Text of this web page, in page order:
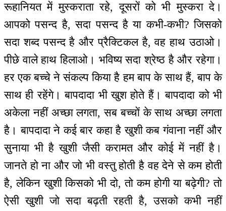
रूहानियत में मुस्कराता रहे, दूसरों को भी मुस्करा दे।
आपको पसन्द है, सदा पसन्द है या कभी-कभी? जिसको
सदा शब्द पसन्द है और प्रैक्टिकल है, वह हाथ उठाओ।
पीछे वाले हाथ हिलाओ। भविष्य सदा श्रेष्ठ है और रहेगा।
हर एक बच्चे ने संकल्प किया है हम बाप के साथ हैं, बाप के
साथ ही रहेंगे। बापदादा भी खुश होते हैं। बापदादा को भी
अकेला नहीं अच्छा लगता, सब बच्चों के साथ अच्छा लगता
है। बापदादा ने कई बार कहा है खुशी कब गंवाना नहीं और
सुनाया भी है खुशी जैसी करामत और कोई में नहीं है।
जानते हो ना और जो भी वस्तु होती है वह देने से कम होती
है, लेकिन खुशी किसको भी दो, तो कम होगी या बढ़ेगी? तो
ऐसी खुशी जो सदा बढ़ती रहती है, उसको कभी नहीं